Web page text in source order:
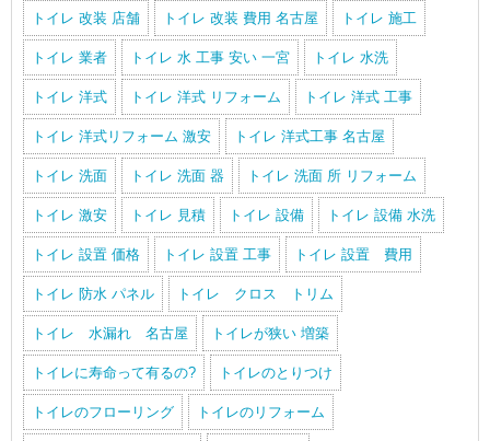
トイレ 改装 店舗 トイレ 改装 費用 名古屋 トイレ 施工
トイレ 業者 トイレ 水 工事 安い 一宮 トイレ 水洗
トイレ 洋式 トイレ 洋式 リフォーム トイレ 洋式 工事
トイレ 洋式リフォーム 激安 トイレ 洋式工事 名古屋
トイレ 洗面 トイレ 洗面 器 トイレ 洗面 所 リフォーム
トイレ 激安 トイレ 見積 トイレ 設備 トイレ 設備 水洗
トイレ 設置 価格 トイレ 設置 工事 トイレ 設置 費用
トイレ 防水 パネル トイレ クロス トリム
トイレ 水漏れ 名古屋 トイレが狭い 増築
トイレに寿命って有るの? トイレのとりつけ
トイレのフローリング トイレのリフォーム